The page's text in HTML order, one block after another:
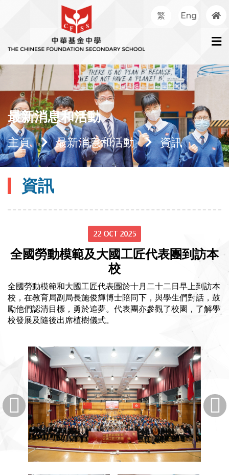
繁 Eng
最新消息和活動
主頁 最新消息和活動 資訊
資訊
22 OCT 2025
全國勞動模範及大國工匠代表團到訪本
校
全國勞動模範和大國工匠代表團於十月二十二日早上到訪本
校，在教育局副局長施俊輝博士陪同下，與學生們對話，鼓
勵他們認清目標，勇於追夢。代表團亦參觀了校園，了解學
校發展及隨後出席植樹儀式。